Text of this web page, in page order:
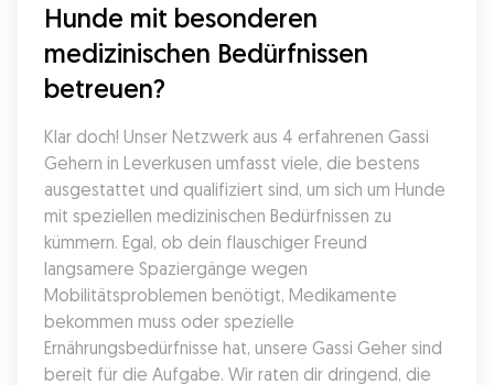
Hunde mit besonderen
medizinischen Bedürfnissen
betreuen?
Klar doch! Unser Netzwerk aus 4 erfahrenen Gassi
Gehern in Leverkusen umfasst viele, die bestens
ausgestattet und qualifiziert sind, um sich um Hunde
mit speziellen medizinischen Bedürfnissen zu
kümmern. Egal, ob dein flauschiger Freund
langsamere Spaziergänge wegen
Mobilitätsproblemen benötigt, Medikamente
bekommen muss oder spezielle
Ernährungsbedürfnisse hat, unsere Gassi Geher sind
bereit für die Aufgabe. Wir raten dir dringend, die